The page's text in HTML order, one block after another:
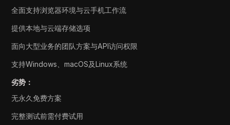
全面支持浏览器环境与云手机工作流
提供本地与云端存储选项
面向大型业务的团队方案与API访问权限
支持Windows、macOS及Linux系统
劣势：
无永久免费方案
完整测试前需付费试用